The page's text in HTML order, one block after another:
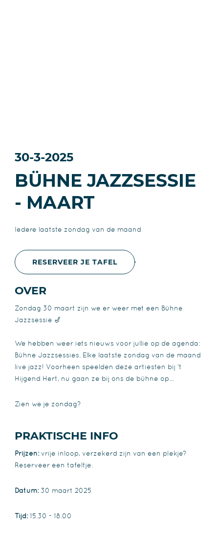
30-3-2025
BÜHNE JAZZSESSIE
- MAART
Iedere laatste zondag van de maand
RESERVEER JE TAFEL
OVER
Zondag 30 maart zijn we er weer met een Bühne
Jazzsessie 🎷
We hebben weer iets nieuws voor jullie op de agenda:
Bühne Jazzsessies. Elke laatste zondag van de maand
live jazz! Voorheen speelden deze artiesten bij ‘t
Hijgend Hert, nu gaan ze bij ons de bühne op…
Zien we je zondag?
PRAKTISCHE INFO
Prijzen: vrije inloop, verzekerd zijn van een plekje?
Reserveer een tafeltje.
Datum: 30 maart 2025
Tijd: 15.30 - 18.00